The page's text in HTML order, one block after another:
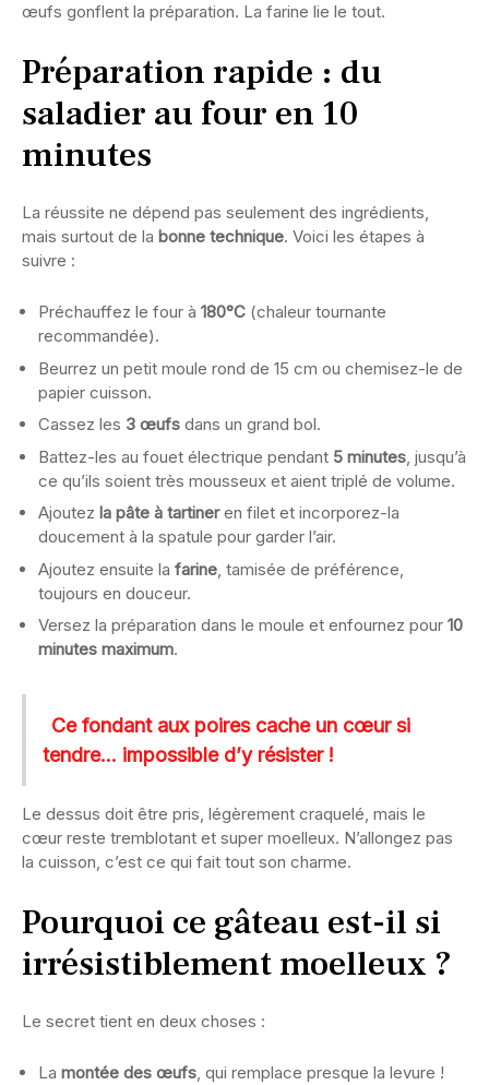
œufs gonflent la préparation. La farine lie le tout.
Préparation rapide : du
saladier au four en 10
minutes
La réussite ne dépend pas seulement des ingrédients,
mais surtout de la bonne technique. Voici les étapes à
suivre :
Préchauffez le four à 180°C (chaleur tournante
recommandée).
Beurrez un petit moule rond de 15 cm ou chemisez-le de
papier cuisson.
Cassez les 3 œufs dans un grand bol.
Battez-les au fouet électrique pendant 5 minutes , jusqu’à
ce qu’ils soient très mousseux et aient triplé de volume.
Ajoutez la pâte à tartineren filet et incorporez-la
doucement à la spatule pour garder l’air.
Ajoutez ensuite la farine , tamisée de préférence,
toujours en douceur.
Versez la préparation dans le moule et enfournez pour 10
minutes maximum.
Ce fondant aux poires cache un cœur si
tendre… impossible d’y résister !
Le dessus doit être pris, légèrement craquelé, mais le
cœur reste tremblotant et super moelleux. N’allongez pas
la cuisson, c’est ce qui fait tout son charme.
Pourquoi ce gâteau est-il si
irrésistiblement moelleux ?
Le secret tient en deux choses :
La montée des œufs, qui remplace presque la levure !